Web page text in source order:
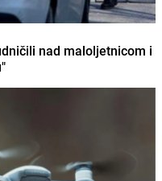
nad maloljetnicom i